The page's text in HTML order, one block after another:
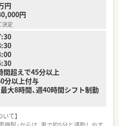
円
円
決定
超えで45分以上
分以上付与
大8時間、週40時間シフト制勤
て】